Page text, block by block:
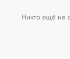
Никто ещё не